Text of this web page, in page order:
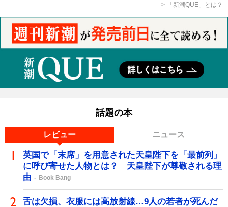
「新潮QUE」とは？
話題の本
レビュー ニュース
英国で「末席」を用意された天皇陛下を「最前列」
に呼び寄せた人物とは？ 天皇陛下が尊敬される理
由
Book Bang
舌は欠損、衣服には高放射線…9人の若者が死んだ